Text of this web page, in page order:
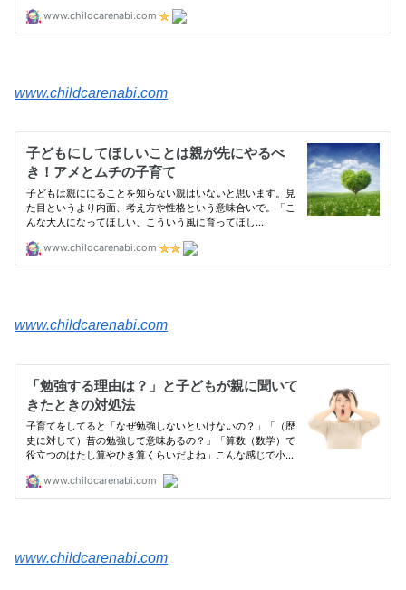
www.childcarenabi.com
www.childcarenabi.com
www.childcarenabi.com